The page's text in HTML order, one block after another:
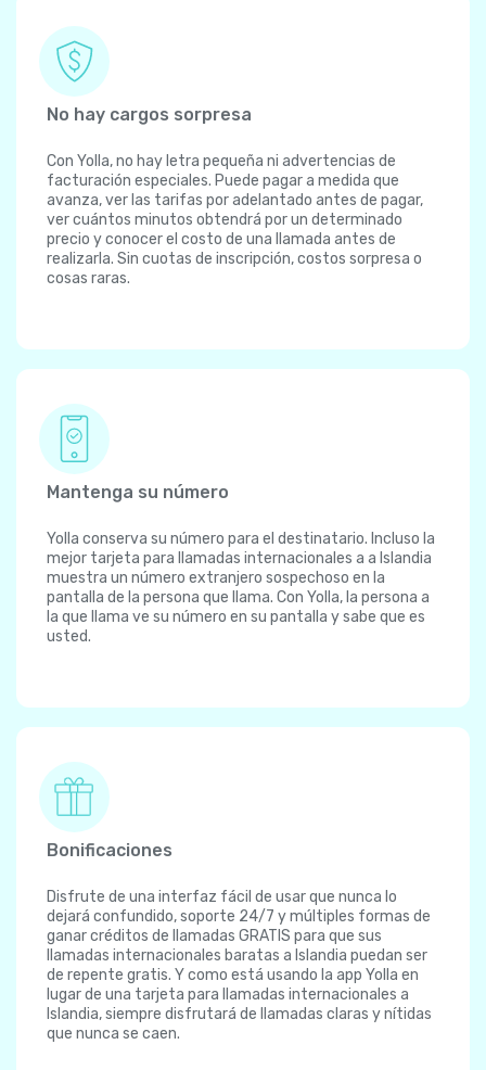
No hay cargos sorpresa
Con Yolla, no hay letra pequeña ni advertencias de
facturación especiales. Puede pagar a medida que
avanza, ver las tarifas por adelantado antes de pagar,
ver cuántos minutos obtendrá por un determinado
precio y conocer el costo de una llamada antes de
realizarla. Sin cuotas de inscripción, costos sorpresa o
cosas raras.
Mantenga su número
Yolla conserva su número para el destinatario. Incluso la
mejor tarjeta para llamadas internacionales a a Islandia
muestra un número extranjero sospechoso en la
pantalla de la persona que llama. Con Yolla, la persona a
la que llama ve su número en su pantalla y sabe que es
usted.
Bonificaciones
Disfrute de una interfaz fácil de usar que nunca lo
dejará confundido, soporte 24/7 y múltiples formas de
ganar créditos de llamadas GRATIS para que sus
llamadas internacionales baratas a Islandia puedan ser
de repente gratis. Y como está usando la app Yolla en
lugar de una tarjeta para llamadas internacionales a
Islandia, siempre disfrutará de llamadas claras y nítidas
que nunca se caen.